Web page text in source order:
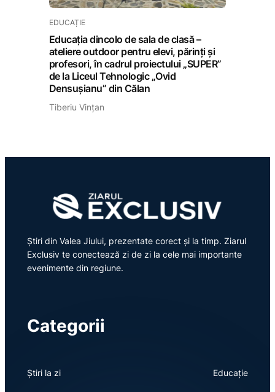
EDUCAȚIE
Educația dincolo de sala de clasă –
ateliere outdoor pentru elevi, părinți și
profesori, în cadrul proiectului „SUPER”
de la Liceul Tehnologic „Ovid
Densușianu” din Călan
Tiberiu Vințan
Știri din Valea Jiului, prezentate corect și la timp. Ziarul
Exclusiv te conectează zi de zi la cele mai importante
evenimente din regiune.
Categorii
Știri la zi Educație